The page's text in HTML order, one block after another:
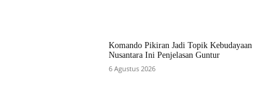
Komando Pikiran Jadi Topik Kebudayaan
Nusantara Ini Penjelasan Guntur
6 Agustus 2026